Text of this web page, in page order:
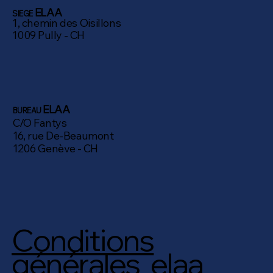
Conditions
générales elaa
SIEGE ELAA
1, chemin des Oisillons
1009 Pully - CH
BUREAUELAA
C/O Fantys
16, rue De-Beaumont
1206 Genève - CH